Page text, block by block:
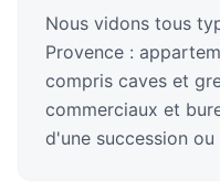
Nous vidons tous
Provence :
compris caves et
commerciaux et
d'une succession